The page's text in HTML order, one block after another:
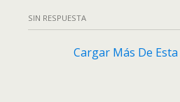
SIN RESPUESTA
Cargar Más De